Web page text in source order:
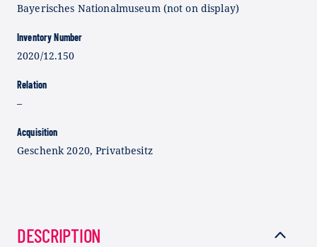
Bayerisches Nationalmuseum (not on display)
Inventory Number
2020/12.150
Relation
–
Acquisition
Geschenk 2020, Privatbesitz
DESCRIPTION